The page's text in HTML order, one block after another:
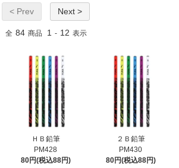
< Prev Next >
全 84 商品 1 - 12 表示
ＨＢ鉛筆
PM428
80円(税込88円)
２Ｂ鉛筆
PM430
80円(税込88円)